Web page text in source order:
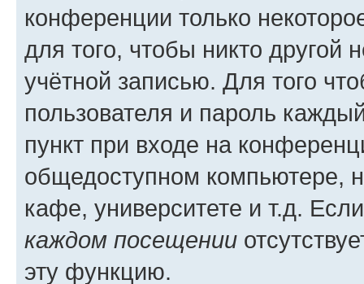
конференции только
для того, чтобы никто другой
учётной записью. Для того
пользователя и пароль
пункт при входе на
общедоступном компьютере,
кафе, университете и т.д.
каждом посещении
эту функцию.